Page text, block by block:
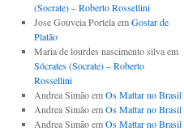
(Socrate) – Roberto Rossellini
Jose Gouveia Portela emGostar de
Platão
Maria de lourdes nascimento silva em
Sócrates (Socrate) – Roberto
Rossellini
Andrea Simão emOs Mattar no Brasil
Andrea Simão emOs Mattar no Brasil
Andrea Simão emOs Mattar no Brasil